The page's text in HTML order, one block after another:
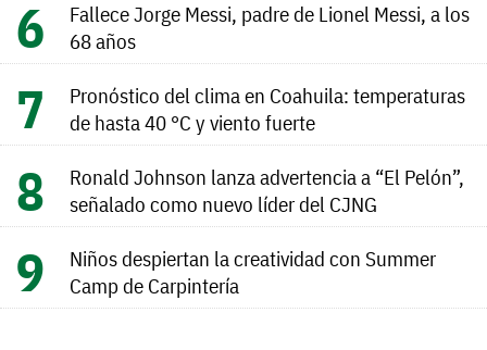
Fallece Jorge Messi, padre de Lionel Messi, a los
68 años
Pronóstico del clima en Coahuila: temperaturas
de hasta 40 °C y viento fuerte
Ronald Johnson lanza advertencia a “El Pelón”,
señalado como nuevo líder del CJNG
Niños despiertan la creatividad con Summer
Camp de Carpintería